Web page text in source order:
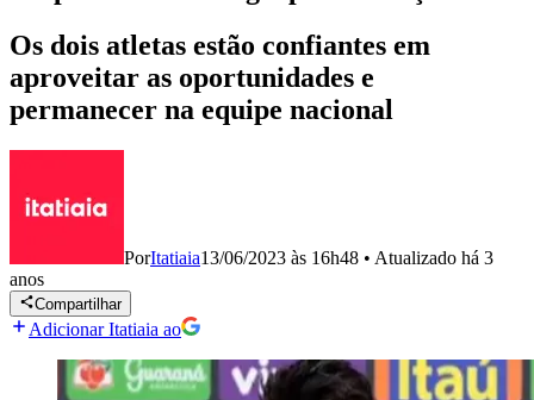
Os dois atletas estão confiantes em
aproveitar as oportunidades e
permanecer na equipe nacional
PorItatiaia13/06/2023 às 16h48 • Atualizado há 3
anos
Compartilhar
Adicionar Itatiaia ao